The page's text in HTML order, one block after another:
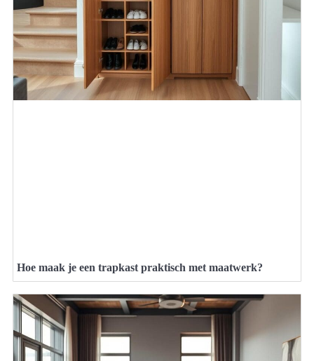
Hoe maak je een trapkast praktisch met maatwerk?